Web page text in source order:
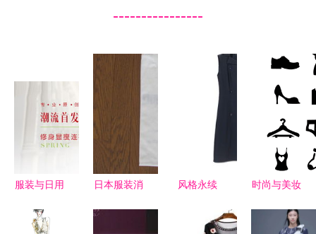
----------------
服装与日用
与实用的双
日本服装消
风格永续
黑色双排扣
时尚与美妆
如何运用矢